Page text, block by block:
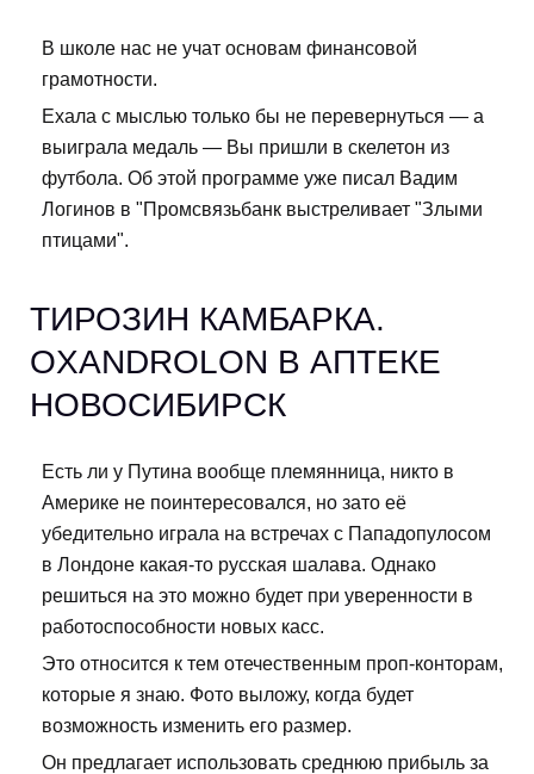
В школе нас не учат основам финансовой
грамотности.
Ехала с мыслью только бы не перевернуться — а
выиграла медаль — Вы пришли в скелетон из
футбола. Об этой программе уже писал Вадим
Логинов в "Промсвязьбанк выстреливает "Злыми
птицами".
ТИРОЗИН КАМБАРКА.
OXANDROLON В АПТЕКЕ
НОВОСИБИРСК
Есть ли у Путина вообще племянница, никто в
Америке не поинтересовался, но зато её
убедительно играла на встречах с Пападопулосом
в Лондоне какая-то русская шалава. Однако
решиться на это можно будет при уверенности в
работоспособности новых касс.
Это относится к тем отечественным проп-конторам,
которые я знаю. Фото выложу, когда будет
возможность изменить его размер.
Он предлагает использовать среднюю прибыль за